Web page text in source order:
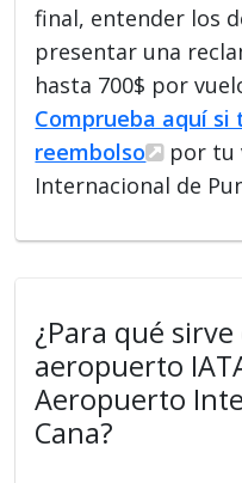
final, entender los
presentar una
hasta 700$ por
Comprueba aquí si
reembolso
por tu
Internacional de
¿Para qué
aeropuerto
Aeropuerto
Cana?